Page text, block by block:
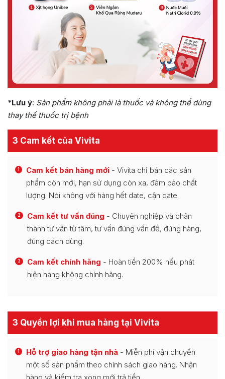
*Lưu ý: Sản phẩm không phải là thuốc và không thể dùng
thay thế thuốc trị bệnh
3 Cam kết của Vivita
1 Cam kết bán hàng mới - Vivita chỉ bán các sản
phẩm còn mới, hạn sử dụng còn xa, đảm bảo chất
lượng. Nói không với hàng hết date, cận date.
2 Cam kết tư vấn đúng - Chuyên nghiệp và chân
thành tư vấn từ tâm, tư vấn đúng vấn đề, đúng hàng,
đúng cách dùng.
3 Cam kết chính hãng - Hoàn tiền 200% nếu phát
hiện hàng không chính hãng.
3 Quyền lợi khi mua hàng tại Vivita
1 Hỗ trợ giao hàng tận nhà - Miễn phí vận chuyển
một số sản phẩm theo chính sách giao hàng. Nhận
hàng và kiểm tra xong mới trả tiền.